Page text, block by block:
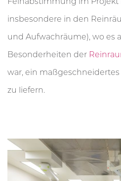
insbesondere in den
und Aufwachräume), wo es
Besonderheiten der
war, ein
zu liefern.